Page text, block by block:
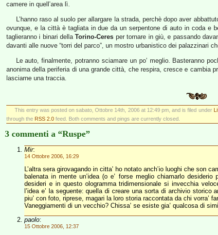
camere in quell’area lì.
L’hanno raso al suolo per allargare la strada, perchè dopo aver
ovunque, e la città è tagliata in due da un serpentone di auto in coda e
taglieranno i binari dellaTorino-Ceres per tornare in giù, e passando
davanti alle nuove “torri del parco”, un mostro urbanistico dei palazzinari
Le auto, finalmente, potranno sciamare un po’ meglio. Basteranno
anonima della periferia di una grande città, che respira, cresce e cambia
lasciarne una traccia.
This entry was posted on sabato, Ottobre 14th, 2006 at 12:49 pm, and is filed under
through the RSS 2.0 feed. Both comments and pings are currently closed.
3 commenti a “Ruspe”
Mir:
14 Ottobre 2006, 16:29
L’altra sera girovagando in citta’ ho notato anch’io luoghi che son
balenata in mente un’idea (o e’ forse meglio chiamarlo
desideri e in questo ologramma tridimensionale si invecchia
l’idea e’ la seguente: quella di creare una sorta di archivio
piu’ con foto, riprese, magari la loro storia raccontata da chi vorra’
Vaneggiamenti di un vecchio? Chissa’ se esiste gia’ qualcosa di
paolo:
15 Ottobre 2006, 12:37